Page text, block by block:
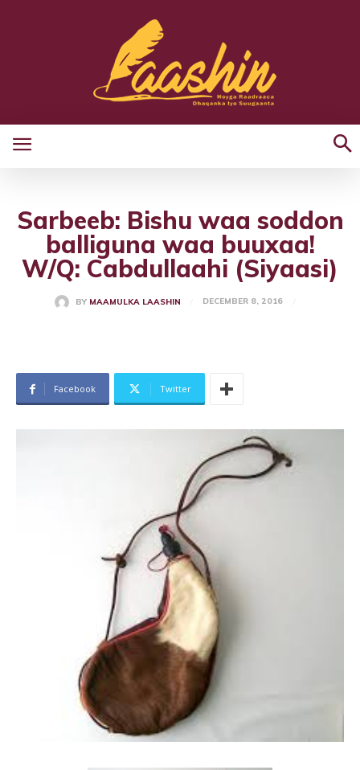
Sarbeeb: Bishu waa soddon
balliguna waa buuxaa!
W/Q: Cabdullaahi (Siyaasi)
BY MAAMULKA LAASHIN DECEMBER 8, 2016
Facebook Twitter